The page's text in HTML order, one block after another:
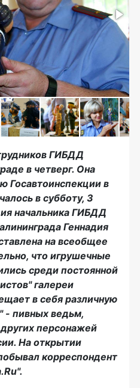
ГИБДД
в четверг. Она
Госавтоинспекции в
в субботу, 3
начальника ГИБДД
Геннадия
на всеобщее
что игрушечные
среди постоянной
галереи
в себя различную
- пивных ведьм,
персонажей
На открытии
корреспондент